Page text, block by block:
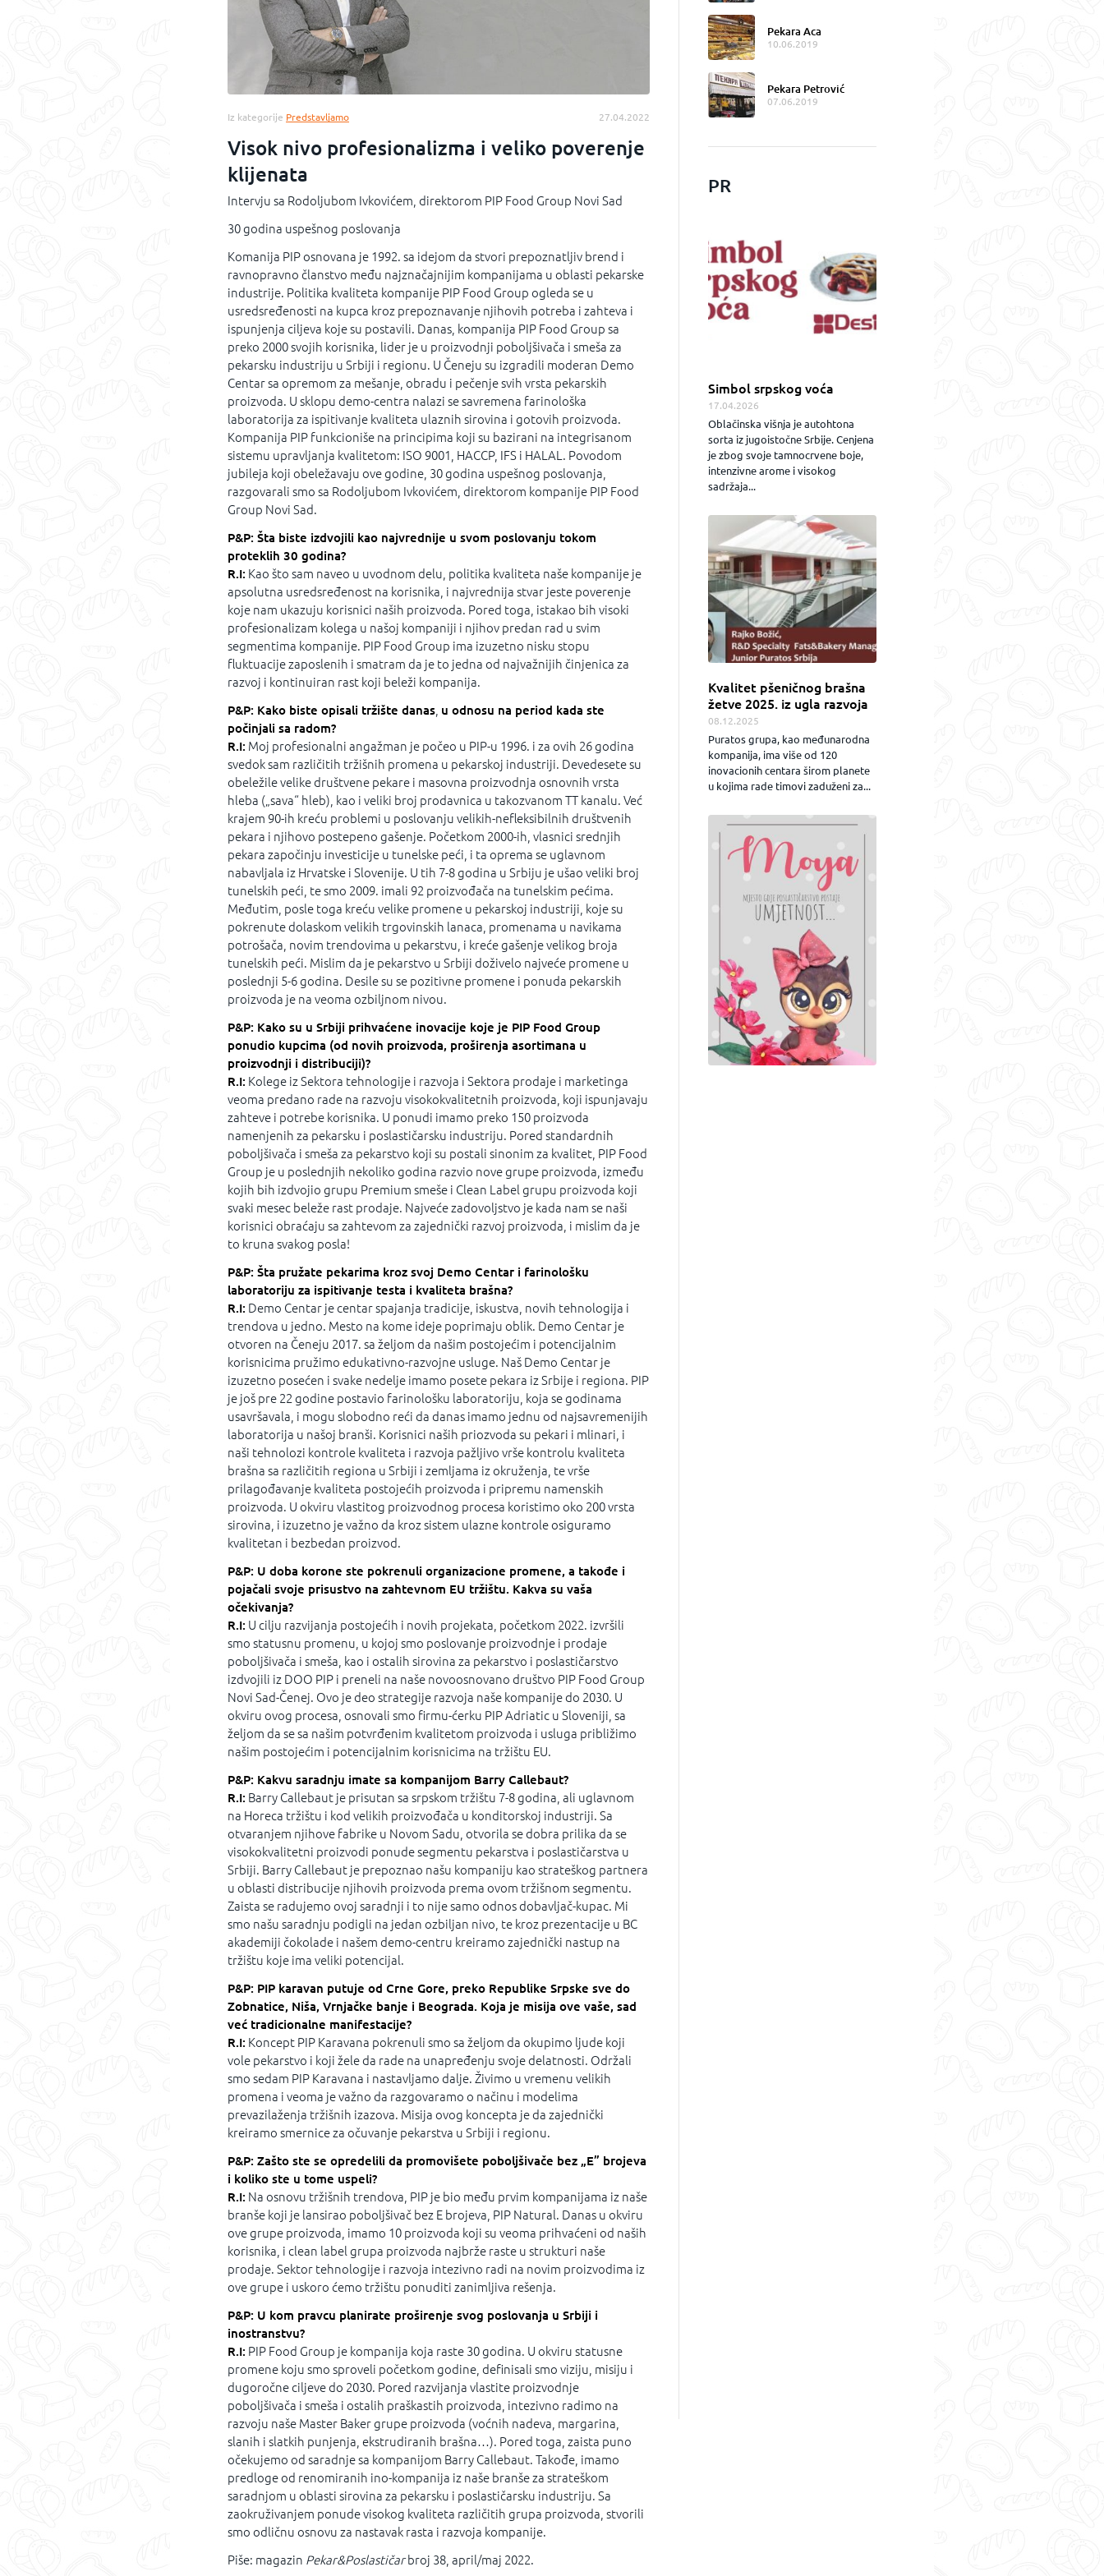
Iz kategorije Predstavljamo 27.04.2022
Visok nivo profesionalizma i veliko poverenje
klijenata
Intervju sa Rodoljubom Ivkovićem, direktorom PIP Food Group Novi Sad
30 godina uspešnog poslovanja
Komanija PIP osnovana je 1992. sa idejom da stvori prepoznatljiv brend i
ravnopravno članstvo među najznačajnijim kompanijama u oblasti pekarske
industrije. Politika kvaliteta kompanije PIP Food Group ogleda se u
usredsređenosti na kupca kroz prepoznavanje njihovih potreba i zahteva i
ispunjenja ciljeva koje su postavili. Danas, kompanija PIP Food Group sa
preko 2000 svojih korisnika, lider je u proizvodnji poboljšivača i smeša za
pekarsku industriju u Srbiji i regionu. U Čeneju su izgradili moderan Demo
Centar sa opremom za mešanje, obradu i pečenje svih vrsta pekarskih
proizvoda. U sklopu demo-centra nalazi se savremena farinološka
laboratorija za ispitivanje kvaliteta ulaznih sirovina i gotovih proizvoda.
Kompanija PIP funkcioniše na principima koji su bazirani na integrisanom
sistemu upravljanja kvalitetom: ISO 9001, HACCP, IFS i HALAL. Povodom
jubileja koji obeležavaju ove godine, 30 godina uspešnog poslovanja,
razgovarali smo sa Rodoljubom Ivkovićem, direktorom kompanije PIP Food
Group Novi Sad.
P&P: Šta biste izdvojili kao najvrednije u svom poslovanju tokom
proteklih 30 godina?
R.I: Kao što sam naveo u uvodnom delu, politika kvaliteta naše kompanije je
apsolutna usredsređenost na korisnika, i najvrednija stvar jeste poverenje
koje nam ukazuju korisnici naših proizvoda. Pored toga, istakao bih visoki
profesionalizam kolega u našoj kompaniji i njihov predan rad u svim
segmentima kompanije. PIP Food Group ima izuzetno nisku stopu
fluktuacije zaposlenih i smatram da je to jedna od najvažnijih činjenica za
razvoj i kontinuiran rast koji beleži kompanija.
P&P: Kako biste opisali tržište danas u odnosu na period kada ste
počinjali sa radom?
R.I: Moj profesionalni angažman je počeo u PIP-u 1996. i za ovih 26 godina
svedok sam različitih tržišnih promena u pekarskoj industriji. Devedesete su
obeležile velike društvene pekare i masovna proizvodnja osnovnih vrsta
hleba („sava“ hleb), kao i veliki broj prodavnica u takozvanom TT kanalu. Već
krajem 90-ih kreću problemi u poslovanju velikih-nefleksibilnih društvenih
pekara i njihovo postepeno gašenje. Početkom 2000-ih, vlasnici srednjih
pekara započinju investicije u tunelske peći, i ta oprema se uglavnom
nabavljala iz Hrvatske i Slovenije. U tih 7-8 godina u Srbiju je ušao veliki broj
tunelskih peći, te smo 2009. imali 92 proizvođača na tunelskim pećima.
Međutim, posle toga kreću velike promene u pekarskoj industriji, koje su
pokrenute dolaskom velikih trgovinskih lanaca, promenama u navikama
potrošača, novim trendovima u pekarstvu, i kreće gašenje velikog broja
tunelskih peći. Mislim da je pekarstvo u Srbiji doživelo najveće promene u
poslednji 5-6 godina. Desile su se pozitivne promene i ponuda pekarskih
proizvoda je na veoma ozbiljnom nivou.
P&P: Kako su u Srbiji prihvaćene inovacije koje je PIP Food Group
ponudio kupcima (od novih proizvoda, proširenja asortimana u
proizvodnji i distribuciji)?
R.I: Kolege iz Sektora tehnologije i razvoja i Sektora prodaje i marketinga
veoma predano rade na razvoju visokokvalitetnih proizvoda, koji ispunjavaju
zahteve i potrebe korisnika. U ponudi imamo preko 150 proizvoda
namenjenih za pekarsku i poslastičarsku industriju. Pored standardnih
poboljšivača i smeša za pekarstvo koji su postali sinonim za kvalitet, PIP Food
Group je u poslednjih nekoliko godina razvio nove grupe proizvoda, između
kojih bih izdvojio grupu Premium smeše i Clean Label grupu proizvoda koji
svaki mesec beleže rast prodaje. Najveće zadovoljstvo je kada nam se naši
korisnici obraćaju sa zahtevom za zajednički razvoj proizvoda, i mislim da je
to kruna svakog posla!
P&P: Šta pružate pekarima kroz svoj Demo Centar i farinološku
laboratoriju za ispitivanje testa i kvaliteta brašna?
R.I: Demo Centar je centar spajanja tradicije, iskustva, novih tehnologija i
trendova u jedno. Mesto na kome ideje poprimaju oblik. Demo Centar je
otvoren na Čeneju 2017. sa željom da našim postojećim i potencijalnim
korisnicima pružimo edukativno-razvojne usluge. Naš Demo Centar je
izuzetno posećen i svake nedelje imamo posete pekara iz Srbije i regiona. PIP
je još pre 22 godine postavio farinološku laboratoriju, koja se godinama
usavršavala, i mogu slobodno reći da danas imamo jednu od najsavremenijih
laboratorija u našoj branši. Korisnici naših priozvoda su pekari i mlinari, i
naši tehnolozi kontrole kvaliteta i razvoja pažljivo vrše kontrolu kvaliteta
brašna sa različitih regiona u Srbiji i zemljama iz okruženja, te vrše
prilagođavanje kvaliteta postojećih proizvoda i pripremu namenskih
proizvoda. U okviru vlastitog proizvodnog procesa koristimo oko 200 vrsta
sirovina, i izuzetno je važno da kroz sistem ulazne kontrole osiguramo
kvalitetan i bezbedan proizvod.
P&P: U doba korone ste pokrenuli organizacione promene, a takođe i
pojačali svoje prisustvo na zahtevnom EU tržištu. Kakva su vaša
očekivanja?
R.I: U cilju razvijanja postojećih i novih projekata, početkom 2022. izvršili
smo statusnu promenu, u kojoj smo poslovanje proizvodnje i prodaje
poboljšivača i smeša, kao i ostalih sirovina za pekarstvo i poslastičarstvo
izdvojili iz DOO PIP i preneli na naše novoosnovano društvo PIP Food Group
Novi Sad-Čenej. Ovo je deo strategije razvoja naše kompanije do 2030. U
okviru ovog procesa, osnovali smo firmu-ćerku PIP Adriatic u Sloveniji, sa
željom da se sa našim potvrđenim kvalitetom proizvoda i usluga približimo
našim postojećim i potencijalnim korisnicima na tržištu EU.
P&P: Kakvu saradnju imate sa kompanijom Barry Callebaut?
R.I: Barry Callebaut je prisutan sa srpskom tržištu 7-8 godina, ali uglavnom
na Horeca tržištu i kod velikih proizvođača u konditorskoj industriji. Sa
otvaranjem njihove fabrike u Novom Sadu, otvorila se dobra prilika da se
visokokvalitetni proizvodi ponude segmentu pekarstva i poslastičarstva u
Srbiji. Barry Callebaut je prepoznao našu kompaniju kao strateškog partnera
u oblasti distribucije njihovih proizvoda prema ovom tržišnom segmentu.
Zaista se radujemo ovoj saradnji i to nije samo odnos dobavljač-kupac. Mi
smo našu saradnju podigli na jedan ozbiljan nivo, te kroz prezentacije u BC
akademiji čokolade i našem demo-centru kreiramo zajednički nastup na
tržištu koje ima veliki potencijal.
P&P: PIP karavan putuje od Crne Gore, preko Republike Srpske sve do
Zobnatice, Niša, Vrnjačke banje i Beograda. Koja je misija ove vaše, sad
već tradicionalne manifestacije?
R.I: Koncept PIP Karavana pokrenuli smo sa željom da okupimo ljude koji
vole pekarstvo i koji žele da rade na unapređenju svoje delatnosti. Održali
smo sedam PIP Karavana i nastavljamo dalje. Živimo u vremenu velikih
promena i veoma je važno da razgovaramo o načinu i modelima
prevazilaženja tržišnih izazova. Misija ovog koncepta je da zajednički
kreiramo smernice za očuvanje pekarstva u Srbiji i regionu.
P&P: Zašto ste se opredelili da promovišete poboljšivače bez „E” brojeva
i koliko ste u tome uspeli?
R.I: Na osnovu tržišnih trendova, PIP je bio među prvim kompanijama iz naše
branše koji je lansirao poboljšivač bez E brojeva, PIP Natural. Danas u okviru
ove grupe proizvoda, imamo 10 proizvoda koji su veoma prihvaćeni od naših
korisnika, i clean label grupa proizvoda najbrže raste u strukturi naše
prodaje. Sektor tehnologije i razvoja intezivno radi na novim proizvodima iz
ove grupe i uskoro ćemo tržištu ponuditi zanimljiva rešenja.
P&P: U kom pravcu planirate proširenje svog poslovanja u Srbiji i
inostranstvu?
R.I: PIP Food Group je kompanija koja raste 30 godina. U okviru statusne
promene koju smo sproveli početkom godine, definisali smo viziju, misiju i
dugoročne ciljeve do 2030. Pored razvijanja vlastite proizvodnje
poboljšivača i smeša i ostalih praškastih proizvoda, intezivno radimo na
razvoju naše Master Baker grupe proizvoda (voćnih nadeva, margarina,
slanih i slatkih punjenja, ekstrudiranih brašna…). Pored toga, zaista puno
očekujemo od saradnje sa kompanijom Barry Callebaut. Takođe, imamo
predloge od renomiranih ino-kompanija iz naše branše za strateškom
saradnjom u oblasti sirovina za pekarsku i poslastičarsku industriju. Sa
zaokruživanjem ponude visokog kvaliteta različitih grupa proizvoda, stvorili
smo odličnu osnovu za nastavak rasta i razvoja kompanije.
Piše: magazin Pekar&Poslastičarbroj 38, april/maj 2022.
Pekara Aca
10.06.2019
Pekara Petrović
07.06.2019
PR
Simbol srpskog voća
17.04.2026
Oblačinska višnja je autohtona
sorta iz jugoistočne Srbije. Cenjena
je zbog svoje tamnocrvene boje,
intenzivne arome i visokog
sadržaja...
Kvalitet pšeničnog brašna
žetve 2025. iz ugla razvoja
08.12.2025
Puratos grupa, kao međunarodna
kompanija, ima više od 120
inovacionih centara širom planete
u kojima rade timovi zaduženi za...